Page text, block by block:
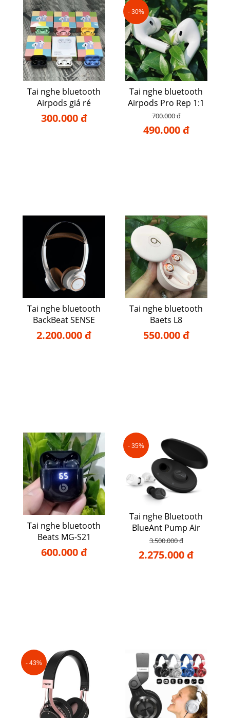
Tai nghe bluetooth
Airpods giá rẻ
300.000 đ
- 30%
Tai nghe bluetooth
Airpods Pro Rep 1:1
700.000 đ
490.000 đ
Tai nghe bluetooth
BackBeat SENSE
2.200.000 đ
Tai nghe bluetooth
Baets L8
550.000 đ
Tai nghe bluetooth
Beats MG-S21
600.000 đ
- 35%
Tai nghe Bluetooth
BlueAnt Pump Air
3.500.000 đ
2.275.000 đ
- 43%